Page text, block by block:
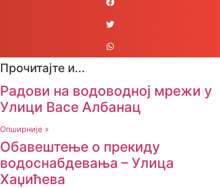
Прочитајте и...
Радови на водоводној мрежи у
Улици Васе Албанац
Опширније »
Обавештење о прекиду
водоснабдевања – Улица
Хаџићева